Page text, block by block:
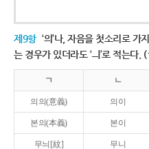
제9항 ‘의’나, 자음을 첫소리로 가
는 경우가 있더라도 ‘ㅢ’로 적는다.
ㄱ ㄴ
의의(意義) 의이
본의(本義) 본이
무늬[紋] 무니